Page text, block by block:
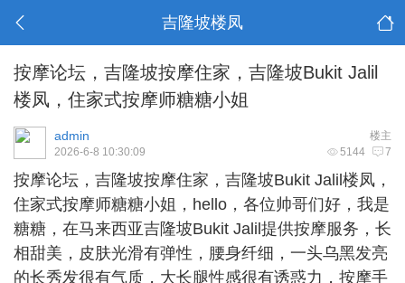
吉隆坡楼凤
按摩论坛，吉隆坡按摩住家，吉隆坡Bukit Jalil
楼凤，住家式按摩师糖糖小姐
楼主
admin
5144 7
2026-6-8 10:30:09
按摩论坛， 吉隆坡按摩住家 ，吉隆坡Bukit Jalil楼凤，
住家式按摩师糖糖小姐，hello，各位帅哥们好，我是
糖糖，在马来西亚吉隆坡Bukit Jalil提供按摩服务，长
相甜美，皮肤光滑有弹性，腰身纤细，一头乌黑发亮
的长秀发很有气质，大长腿性感很有诱惑力，按摩手